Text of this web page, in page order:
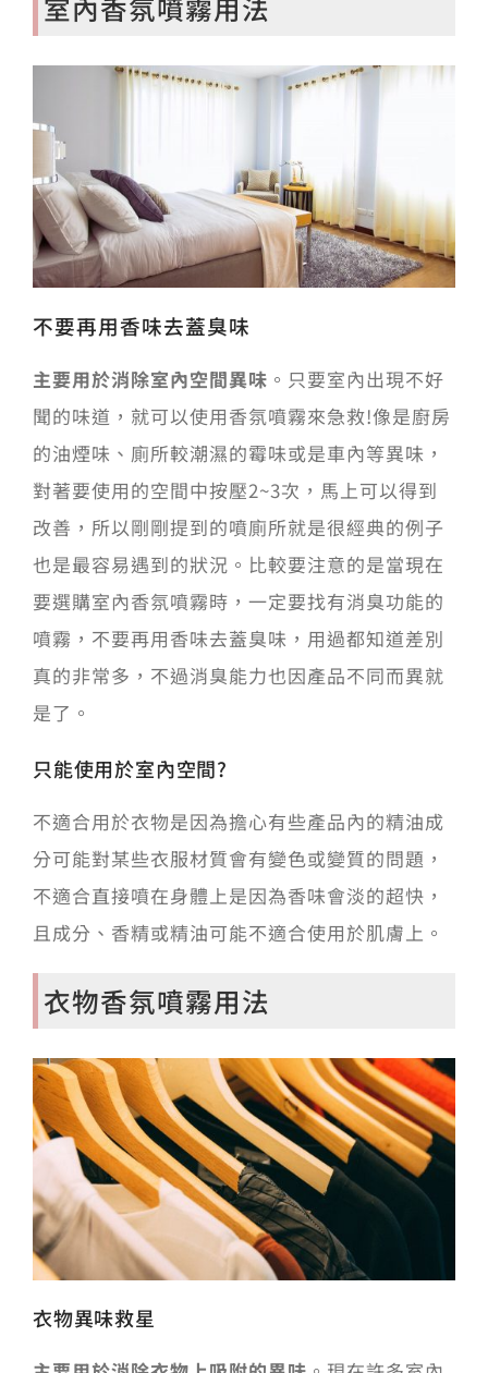
不要再用香味去蓋臭味
主要用於消除室內空間異味 。只要室內出現不好
聞的味道，就可以使用香氛噴霧來急救!像是廚房
的油煙味、廁所較潮濕的霉味或是車內等異味，
對著要使用的空間中按壓2~3次，馬上可以得到
改善，所以剛剛提到的噴廁所就是很經典的例子
也是最容易遇到的狀況。比較要注意的是當現在
要選購室內香氛噴霧時，一定要找有消臭功能的
噴霧，不要再用香味去蓋臭味，用過都知道差別
真的非常多，不過消臭能力也因產品不同而異就
是了。
只能使用於室內空間?
不適合用於衣物是因為擔心有些產品內的精油成
分可能對某些衣服材質會有變色或變質的問題，
不適合直接噴在身體上是因為香味會淡的超快，
且成分、香精或精油可能不適合使用於肌膚上。
衣物香氛噴霧用法
衣物異味救星